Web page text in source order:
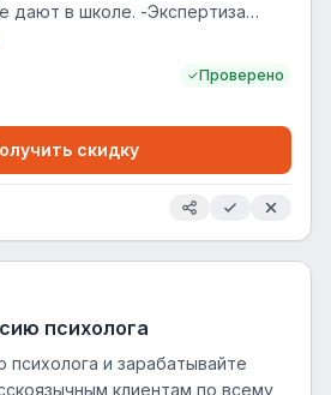
дают в школе. -Экспертиза
обучением 30
ребенка -Авторские программы
следующего урока
Проверено
скидку
психолога
и зарабатывайте
клиентам по всему